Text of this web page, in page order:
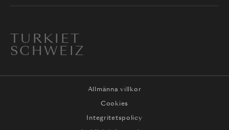
TURKIET
SCHWEIZ
Allmänna villkor
Cookies
Integritetspolicy